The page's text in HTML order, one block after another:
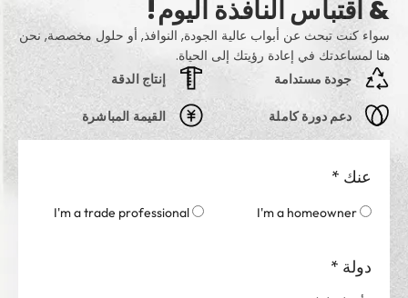
& اقتباس النافذة اليوم!
سواء كنت تبحث عن أبواب عالية الجودة, النوافذ, أو حلول مخصصة, نحن
هنا لمساعدتك في إعادة رؤيتك إلى الحياة.
جودة مستدامة
دعم دورة كاملة
إنتاج الدقة
القيمة المباشرة
عنك*
I'm a homeowner
I'm a trade professional
دولة *